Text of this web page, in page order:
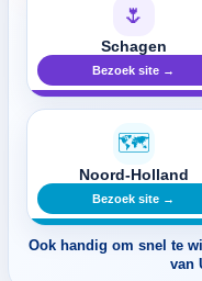
🌷
Schagen
Bezoek site →
🗺️
Noord-Holland
Bezoek site →
Ook handig om snel te
van